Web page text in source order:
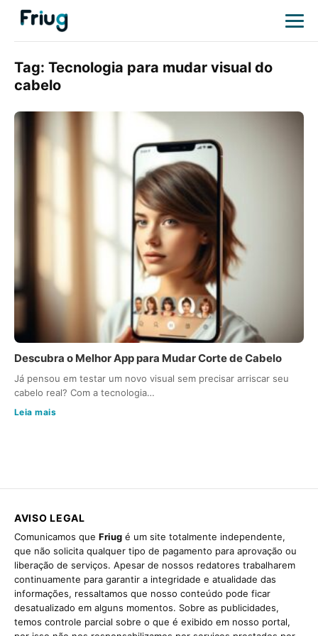
Tag: Tecnologia para mudar visual do
cabelo
Descubra o Melhor App para Mudar Corte de Cabelo
Já pensou em testar um novo visual sem precisar arriscar seu
cabelo real? Com a tecnologia…
Leia mais
AVISO LEGAL
Comunicamos que Friug é um site totalmente independente,
que não solicita qualquer tipo de pagamento para aprovação ou
liberação de serviços. Apesar de nossos redatores trabalharem
continuamente para garantir a integridade e atualidade das
informações, ressaltamos que nosso conteúdo pode ficar
desatualizado em alguns momentos. Sobre as publicidades,
temos controle parcial sobre o que é exibido em nosso portal,